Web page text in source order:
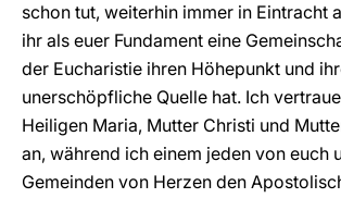
schon tut, weiterhin immer in Eintracht
ihr als euer Fundament eine
der Eucharistie ihren Höhepunkt und
unerschöpfliche Quelle hat. Ich
Heiligen Maria, Mutter Christi und
an, während ich einem jeden von euch
Gemeinden von Herzen den